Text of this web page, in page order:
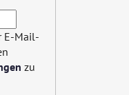
E-Mail-
zu